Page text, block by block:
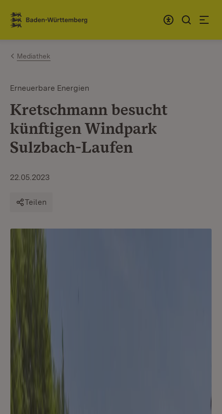
Zum Inhalt springen
Link zur Startseite
Mediathek
Erneuerbare Energien
Kretschmann besucht
künftigen Windpark
Sulzbach-Laufen
22.05.2023
Teilen